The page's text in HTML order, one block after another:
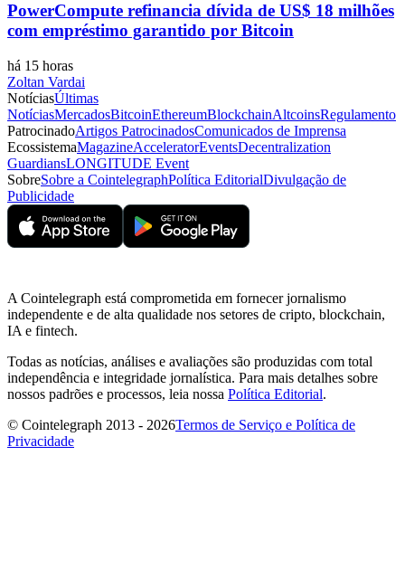
PowerCompute refinancia dívida de US$ 18 milhões
com empréstimo garantido por Bitcoin
há 15 horas
Zoltan Vardai
NotíciasÚltimas
NotíciasMercadosBitcoinEthereumBlockchainAltcoinsRegulamento
PatrocinadoArtigos PatrocinadosComunicados de Imprensa
EcossistemaMagazineAcceleratorEventsDecentralization
GuardiansLONGITUDE Event
SobreSobre a CointelegraphPolítica EditorialDivulgação de
Publicidade
A Cointelegraph está comprometida em fornecer jornalismo
independente e de alta qualidade nos setores de cripto, blockchain,
IA e fintech.
Todas as notícias, análises e avaliações são produzidas com total
independência e integridade jornalística. Para mais detalhes sobre
nossos padrões e processos, leia nossa Política Editorial.
© Cointelegraph 2013 - 2026Termos de Serviço e Política de
Privacidade